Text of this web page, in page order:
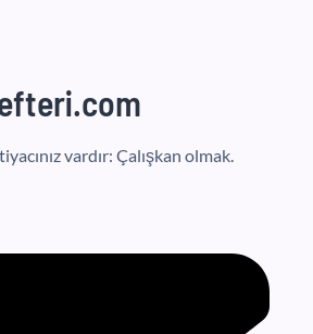
vardır: Çalışkan olmak.